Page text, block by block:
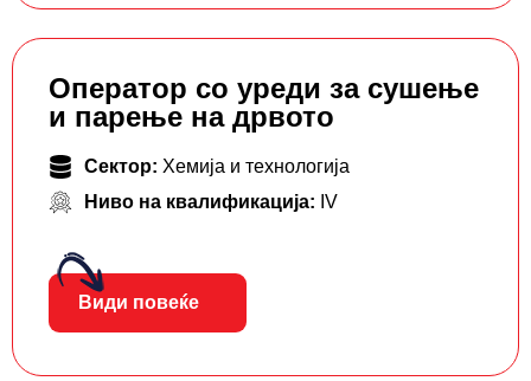
Оператор со уреди за сушење
и парење на дрвото
Сектор: Хемија и технологија
Ниво на квалификација: IV
Види повеќе